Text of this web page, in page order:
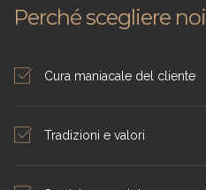
Perché scegliere noi
Cura maniacale del cliente
Tradizioni e valori